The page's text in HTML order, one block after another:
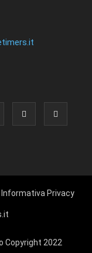
Informativa Privacy
Copyright 2022